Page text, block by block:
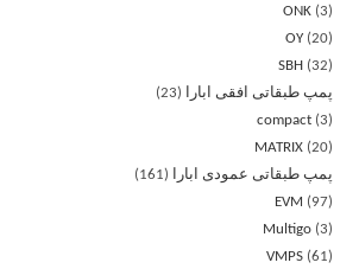
ONK 3
OY 20
SBH
32
پمپ طبقاتی افقی ابارا
23
compact 3
MATRIX 20
پمپ طبقاتی عمودی ابارا
161
EVM
97
Multigo 3
VMPS 61